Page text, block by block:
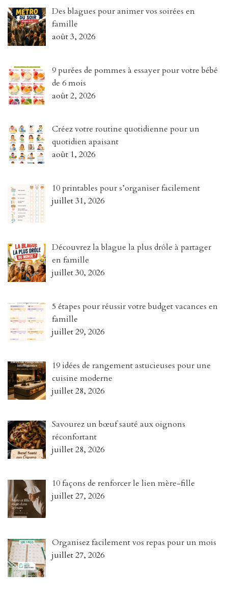
Des blagues pour animer vos soirées en
famille
août 3, 2026
9 purées de pommes à essayer pour votre bébé
de 6 mois
août 2, 2026
Créez votre routine quotidienne pour un
quotidien apaisant
août 1, 2026
10 printables pour s’organiser facilement
juillet 31, 2026
Découvrez la blague la plus drôle à partager
en famille
juillet 30, 2026
5 étapes pour réussir votre budget vacances en
famille
juillet 29, 2026
19 idées de rangement astucieuses pour une
cuisine moderne
juillet 28, 2026
Savourez un bœuf sauté aux oignons
réconfortant
juillet 28, 2026
10 façons de renforcer le lien mère-fille
juillet 27, 2026
Organisez facilement vos repas pour un mois
juillet 27, 2026